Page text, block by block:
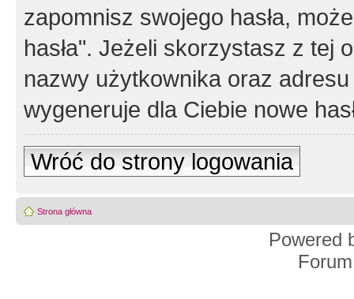
zapomnisz swojego hasła,
hasła". Jeżeli skorzystasz z tej
nazwy użytkownika oraz
wygeneruje dla Ciebie nowe
Wróć do strony logowania
Strona główna
Powered